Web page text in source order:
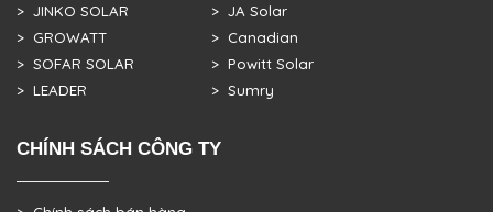
> JINKO SOLAR
> GROWATT
> SOFAR SOLAR
> LEADER
> JA Solar
> Canadian
> Powitt Solar
> Sumry
CHÍNH SÁCH CÔNG TY